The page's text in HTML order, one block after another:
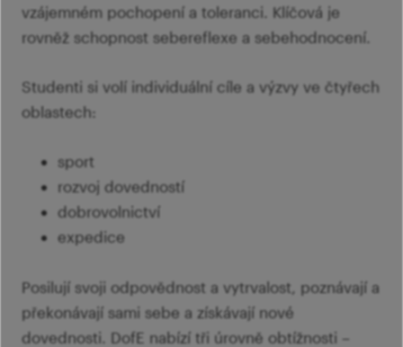
vzájemném pochopení a toleranci. Klíčová je
rovněž schopnost sebereflexe a sebehodnocení.
Studenti si volí individuální cíle a výzvy ve čtyřech
oblastech:
sport
rozvoj dovedností
dobrovolnictví
expedice
Posilují svoji odpovědnost a vytrvalost, poznávají a
překonávají sami sebe a získávají nové
dovednosti. DofE nabízí tři úrovně obtížnosti –